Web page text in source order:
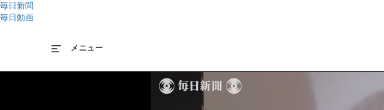
毎日新聞
毎日動画
メニュー